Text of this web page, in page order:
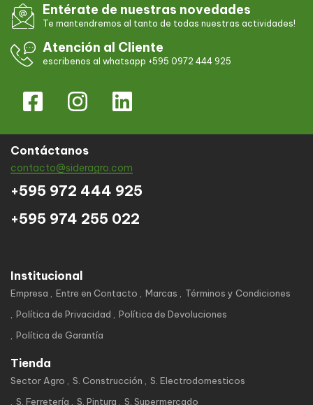
Entérate de nuestras novedades
Te mantendremos al tanto de todas nuestras actividades!
Atención al Cliente
escribenos al whatsapp +595 0972 444 925
Contáctanos
contacto@sideragro.com
+595 972 444 925
+595 974 255 022
Institucional
Empresa Entre en Contacto Marcas
Términos y Condiciones
Política de Privacidad
Política de Devoluciones
Política de Garantía
Tienda
Sector Agro S. Construcción
S. Electrodomesticos
S. Ferretería
S. Pintura S. Supermercado